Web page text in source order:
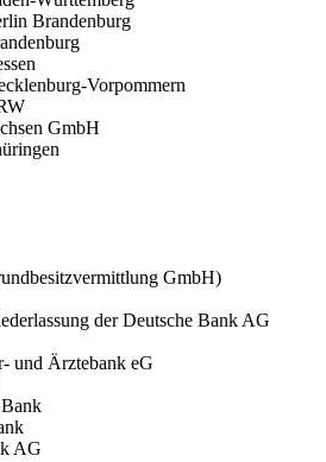
Brandenburg
Vorpommern
GmbH
GmbH)
der Deutsche Bank AG
und Ärztebank eG
AG